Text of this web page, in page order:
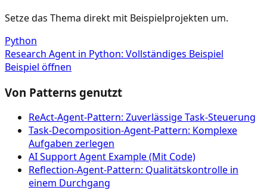
Setze das Thema direkt mit Beispielprojekten um.
Python
Research Agent in Python: Vollständiges Beispiel
Beispiel öffnen
Von Patterns genutzt
ReAct-Agent-Pattern: Zuverlässige Task-Steuerung
Task-Decomposition-Agent-Pattern: Komplexe
Aufgaben zerlegen
AI Support Agent Example (Mit Code)
Reflection-Agent-Pattern: Qualitätskontrolle in
einem Durchgang